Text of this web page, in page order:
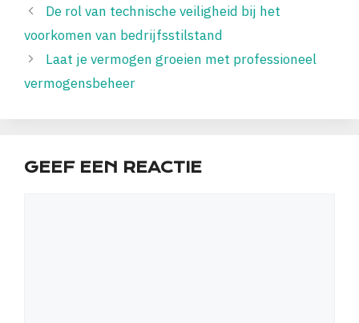
De rol van technische veiligheid bij het
voorkomen van bedrijfsstilstand
Laat je vermogen groeien met professioneel
vermogensbeheer
GEEF EEN REACTIE